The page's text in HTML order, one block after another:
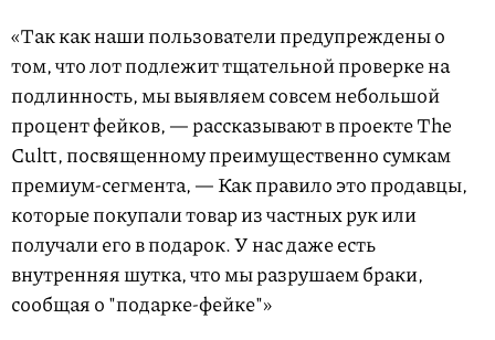
«Так как наши пользователи предупреждены о
том, что лот подлежит тщательной проверке на
подлинность, мы выявляем совсем небольшой
процент фейков, — рассказывают в проекте The
Cultt, посвященному преимущественно сумкам
премиум-сегмента, — Как правило это продавцы,
которые покупали товар из частных рук или
получали его в подарок. У нас даже есть
внутренняя шутка, что мы разрушаем браки,
сообщая о "подарке-фейке"»